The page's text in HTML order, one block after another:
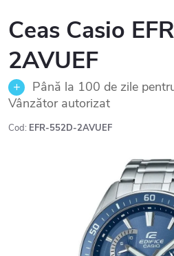
Ceas Casio
2AVUEF
Până la 100 de zile
Vânzător autorizat
Cod: EFR-552D-2AVUEF